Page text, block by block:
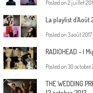
Posted on 2 juillet
La playlist d’Août
Posted on 3 août 2017
RADIOHEAD – I
Posted on 30 octobre
THE WEDDING